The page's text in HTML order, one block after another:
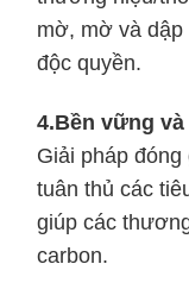
mờ, mờ và dập
độc quyền.
4.Bền vững
Giải pháp
tuân thủ các
giúp các
carbon.